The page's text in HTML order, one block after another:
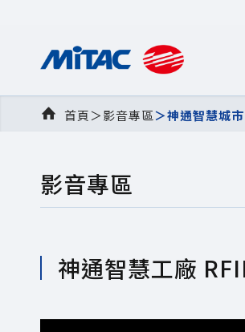
首頁＞影音專區＞神通智慧城市
影音專區
神通智慧工廠